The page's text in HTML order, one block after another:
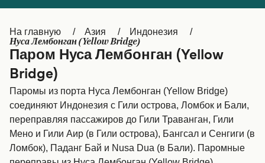
Ελλάδα Belgique (FR)
Polska Deutschland
Schweiz (DE)
Україна Indonesia
المغرب Maroc (FR)
На главную Азия Индонезия
Нуса Лембонган (Yellow Bridge)
Паром Нуса Лембонган (Yellow
Bridge)
Паромы из порта Нуса Лембонган (Yellow Bridge)
соединяют Индонезия с Гили острова, Ломбок и Бали,
переправляя пассажиров до Гили Траванган, Гили
Мено и Гили Аир (в Гили острова), Бангсал и Сенгиги (в
Ломбок), Паданг Бай и Nusa Dua (в Бали). Паромные